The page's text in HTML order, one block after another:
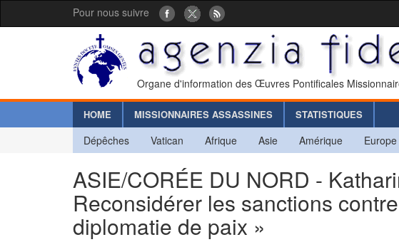
Pour nous suivre
Organe d'information des Œuvres Pontificales
HOME MISSIONNAIRES ASSASSINES STATISTIQUES
Dépêches Vatican Afrique Asie Amérique Europe
ASIE/CORÉE DU NORD -
Reconsidérer les sanctions
diplomatie de paix »